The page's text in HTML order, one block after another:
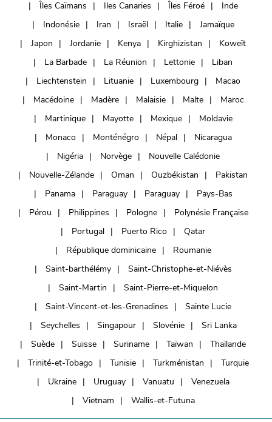
Îles Caïmans
Iles Canaries Îles Féroé
Inde
Indonésie
Iran Israël Italie
Jamaïque
Japon
Jordanie Kenya Kirghizistan
Koweït
La Barbade
La Réunion Lettonie
Liban
Liechtenstein
Lituanie Luxembourg
Macao
Macédoine
Madère Malaisie Malte
Maroc
Martinique
Mayotte Mexique
Moldavie
Monaco
Monténégro Népal
Nicaragua
Nigéria
Norvège
Nouvelle Calédonie
Nouvelle-Zélande
Oman Ouzbékistan
Pakistan
Panama
Paraguay Paraguay
Pays-Bas
Pérou
Philippines Pologne
Polynésie Française
Portugal
Puerto Rico
Qatar
République dominicaine
Roumanie
Saint-barthélémy
Saint-Christophe-et-Niévès
Saint-Martin
Saint-Pierre-et-Miquelon
Saint-Vincent-et-les-Grenadines
Sainte Lucie
Seychelles
Singapour Slovénie
Sri Lanka
Suède
Suisse Suriname Taïwan
Thaïlande
Trinité-et-Tobago
Tunisie Turkménistan
Turquie
Ukraine
Uruguay Vanuatu
Venezuela
Vietnam
Wallis-et-Futuna